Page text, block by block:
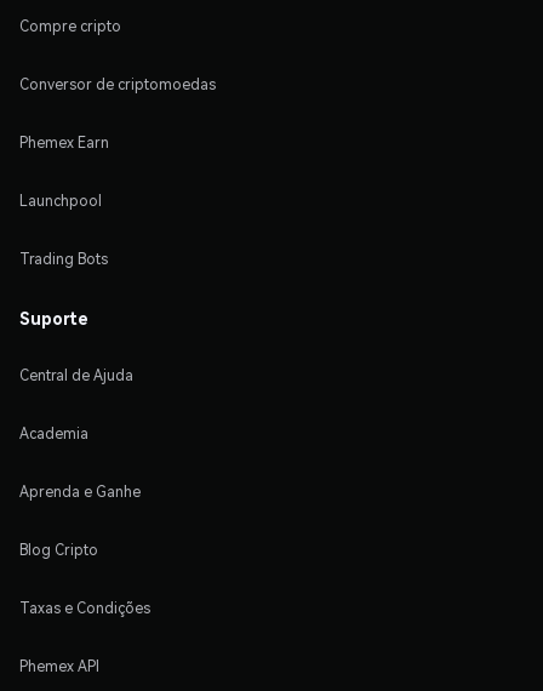
Compre cripto
Conversor de criptomoedas
Phemex Earn
Launchpool
Trading Bots
Suporte
Central de Ajuda
Academia
Aprenda e Ganhe
Blog Cripto
Taxas e Condições
Phemex API